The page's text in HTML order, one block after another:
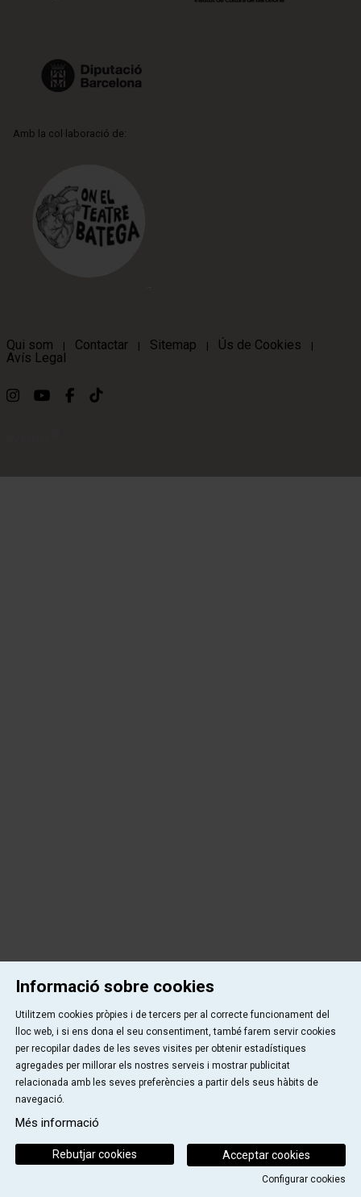
Amb la col·laboració de:
Qui som | Contactar | Sitemap | Ús de Cookies |
Avís Legal
Link a instagram
Link a youtube
Link a facebook
Link a ticktok
Informació sobre cookies
Utilitzem cookies pròpies i de tercers per al correcte funcionament del
lloc web, i si ens dona el seu consentiment, també farem servir cookies
per recopilar dades de les seves visites per obtenir estadístiques
agregades per millorar els nostres serveis i mostrar publicitat
relacionada amb les seves preferències a partir dels seus hàbits de
navegació.
Més informació
Acceptar cookies
Rebutjar cookies
Configurar cookies